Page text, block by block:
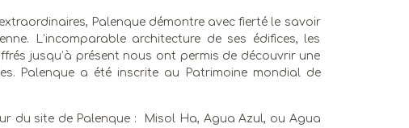
Palenque démontre avec fierté le savoir
L’incomparable architecture de ses édifices, les
jusqu’à présent nous ont permis de découvrir une
Palenque a été inscrite au Patrimoine mondial de
du site de Palenque : Misol Ha, Agua Azul, ou Agua